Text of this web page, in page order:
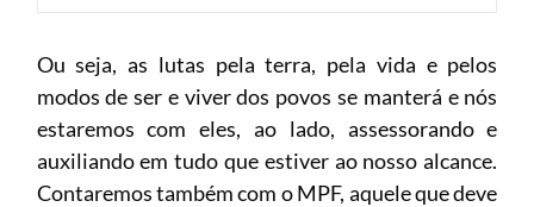
Ou seja, as lutas pela terra, pela vida e pelos
modos de ser e viver dos povos se manterá e nós
estaremos com eles, ao lado, assessorando e
auxiliando em tudo que estiver ao nosso alcance.
Contaremos também com o MPF, aquele que deve